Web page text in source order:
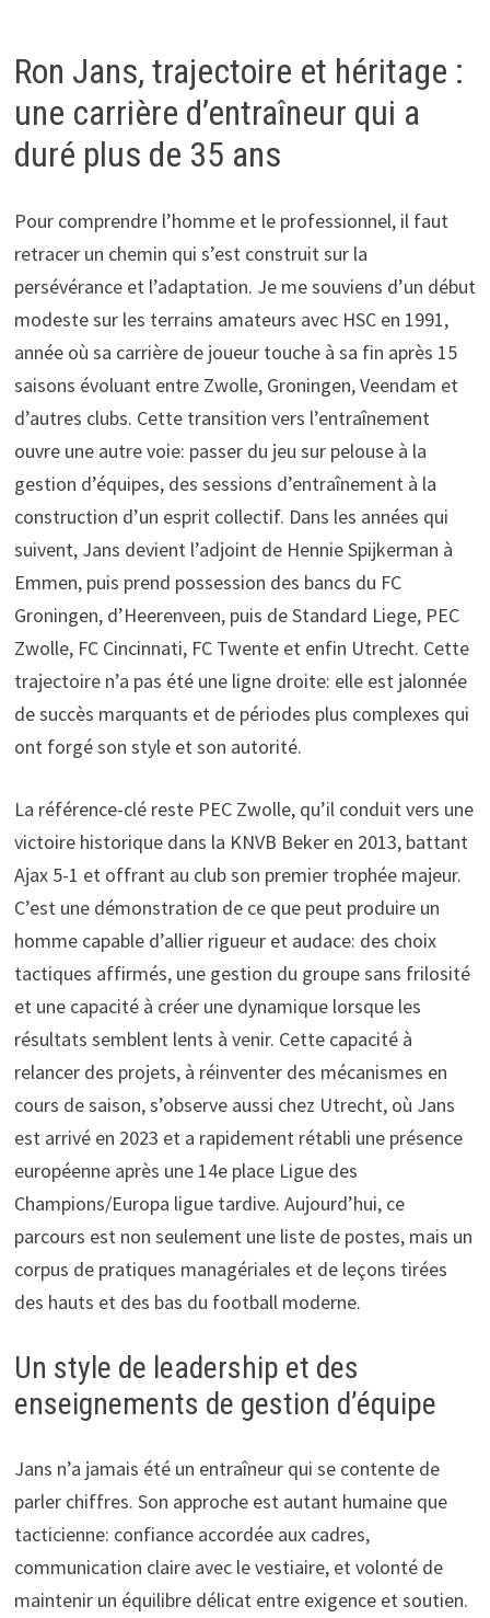
Ron Jans, trajectoire et héritage :
une carrière d’entraîneur qui a
duré plus de 35 ans
Pour comprendre l’homme et le professionnel, il faut
retracer un chemin qui s’est construit sur la
persévérance et l’adaptation. Je me souviens d’un début
modeste sur les terrains amateurs avec HSC en 1991,
année où sa carrière de joueur touche à sa fin après 15
saisons évoluant entre Zwolle, Groningen, Veendam et
d’autres clubs. Cette transition vers l’entraînement
ouvre une autre voie: passer du jeu sur pelouse à la
gestion d’équipes, des sessions d’entraînement à la
construction d’un esprit collectif. Dans les années qui
suivent, Jans devient l’adjoint de Hennie Spijkerman à
Emmen, puis prend possession des bancs du FC
Groningen, d’Heerenveen, puis de Standard Liege, PEC
Zwolle, FC Cincinnati, FC Twente et enfin Utrecht. Cette
trajectoire n’a pas été une ligne droite: elle est jalonnée
de succès marquants et de périodes plus complexes qui
ont forgé son style et son autorité.
La référence-clé reste PEC Zwolle, qu’il conduit vers une
victoire historique dans la KNVB Beker en 2013, battant
Ajax 5-1 et offrant au club son premier trophée majeur.
C’est une démonstration de ce que peut produire un
homme capable d’allier rigueur et audace: des choix
tactiques affirmés, une gestion du groupe sans frilosité
et une capacité à créer une dynamique lorsque les
résultats semblent lents à venir. Cette capacité à
relancer des projets, à réinventer des mécanismes en
cours de saison, s’observe aussi chez Utrecht, où Jans
est arrivé en 2023 et a rapidement rétabli une présence
européenne après une 14e place Ligue des
Champions/Europa ligue tardive. Aujourd’hui, ce
parcours est non seulement une liste de postes, mais un
corpus de pratiques managériales et de leçons tirées
des hauts et des bas du football moderne.
Un style de leadership et des
enseignements de gestion d’équipe
Jans n’a jamais été un entraîneur qui se contente de
parler chiffres. Son approche est autant humaine que
tacticienne: confiance accordée aux cadres,
communication claire avec le vestiaire, et volonté de
maintenir un équilibre délicat entre exigence et soutien.